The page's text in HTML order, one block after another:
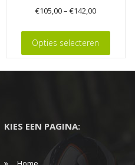
€105,00– €142,00
Opties selecteren
product
heeft
optie
gekozen
KIES EEN PAGINA: